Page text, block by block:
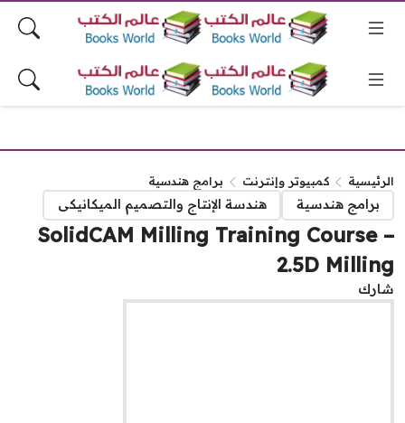
كمبيوتر وإنترنت برامج هندسية
برامج هندسية هندسة الإنتاج والتصميم الميكانيكى
SolidCAM Milling Training Course
2.5D